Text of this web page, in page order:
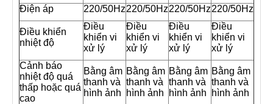
Điện áp
220/50Hz220/50Hz220/50Hz220/50Hz
Điều khiển
nhiệt độ
Điều
khiển vi
xử lý
Điều
khiển vi
xử lý
Điều
khiển vi
xử lý
Điều
khiển vi
xử lý
Cảnh báo
nhiệt độ quá
thấp hoặc quá
cao
Bằng âm
thanh và
hình ảnh
Bằng âm
thanh và
hình ảnh
Bằng âm
thanh và
hình ảnh
Bằng âm
thanh và
hình ảnh